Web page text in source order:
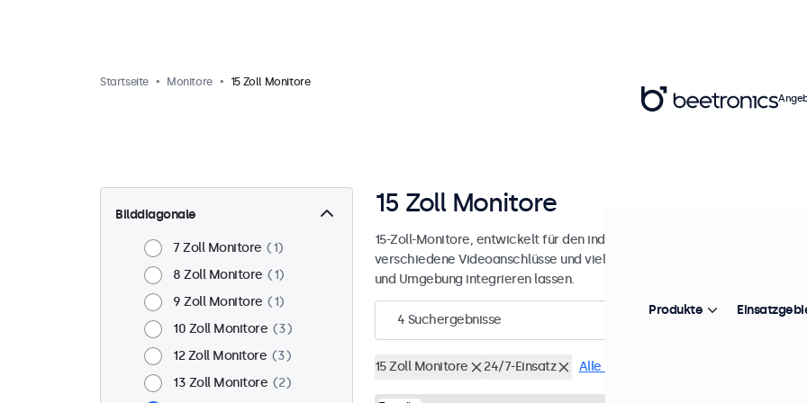
Startseite Monitore 15 Zoll Monitore
Bilddiagonale
7 Zoll Monitore
1
8 Zoll Monitore
1
9 Zoll Monitore
1
10 Zoll Monitore
3
12 Zoll Monitore
3
13 Zoll Monitore
2
15 Zoll Monitore
15-Zoll-Monitore, entwickelt für den industriellen und professionellen
verschiedene Videoanschlüsse und vielseitige Montageoptionen,
und Umgebung integrieren lassen.
4 Suchergebnisse
15 Zoll Monitore 24/7-Einsatz Alle Filter löschen
Produkte